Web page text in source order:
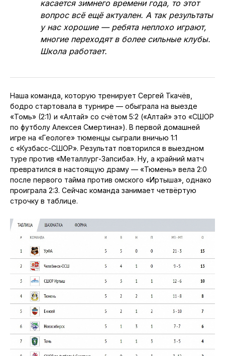
касается зимнего времени года, то этот
вопрос всё ещё актуален. А так результаты
у нас хорошие — ребята неплохо играют,
многие переходят в более сильные клубы.
Школа работает.
Наша команда, которую тренирует Сергей Ткачёв,
бодро стартовала в турнире — обыграла на выезде
«Томь» (2:1) и «Алтай» со счётом 5:2 («Алтай» это «СШОР
по футболу Алексея Смертина»). В первой домашней
игре на «Геологе» тюменцы сыграли вничью 1:1
с «Кузбасс-СШОР». Результат повторился в выездном
туре против «Металлург-Запсиба». Ну, а крайний матч
превратился в настоящую драму — «Тюмень» вела 2:0
после первого тайма против омского «Иртыша», однако
проиграла 2:3. Сейчас команда занимает четвёртую
строчку в таблице.